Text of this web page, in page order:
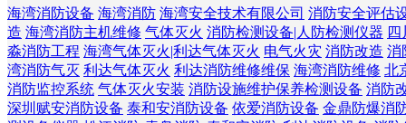
海湾消防设备 海湾消防 海湾安全技术有限公司 消防安全评估
造 海湾消防主机维修 气体灭火 消防检测设备|人防检测仪器
淼消防工程 海湾气体灭火|利达气体灭火 电气火灾 消防改造 消
湾消防气灭 利达气体灭火 利达消防维修维保 海湾消防维修 北
消防监控系统 气体灭火安装 消防设施维护保养检测设备 消防
深圳赋安消防设备 泰和安消防设备 依爱消防设备 金鼎防爆消